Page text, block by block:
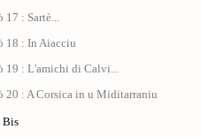
: Sartè...
18 : In Aiacciu
19 : L'amichi di Calvi...
20 : A Corsica in u Miditarraniu
Bis